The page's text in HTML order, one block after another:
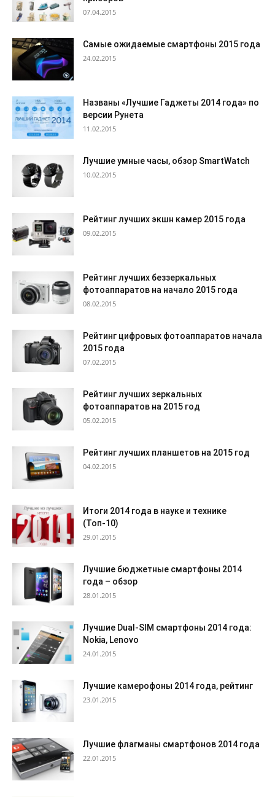
07.04.2015
Самые ожидаемые смартфоны 2015 года
24.02.2015
Названы «Лучшие Гаджеты 2014 года» по
версии Рунета
11.02.2015
Лучшие умные часы, обзор SmartWatch
10.02.2015
Рейтинг лучших экшн камер 2015 года
09.02.2015
Рейтинг лучших беззеркальных
фотоаппаратов на начало 2015 года
08.02.2015
Рейтинг цифровых фотоаппаратов начала
2015 года
07.02.2015
Рейтинг лучших зеркальных
фотоаппаратов на 2015 год
05.02.2015
Рейтинг лучших планшетов на 2015 год
04.02.2015
Итоги 2014 года в науке и технике
(Топ-10)
29.01.2015
Лучшие бюджетные смартфоны 2014
года – обзор
28.01.2015
Лучшие Dual-SIM смартфоны 2014 года:
Nokia, Lenovo
24.01.2015
Лучшие камерофоны 2014 года, рейтинг
23.01.2015
Лучшие флагманы смартфонов 2014 года
22.01.2015